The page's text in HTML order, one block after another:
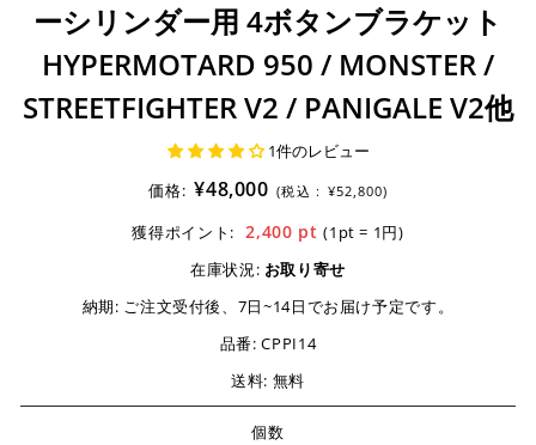
ーシリンダー用 4ボタンブラケット
HYPERMOTARD 950 / MONSTER /
STREETFIGHTER V2 / PANIGALE V2他
1件のレビュー
価格: ¥48,000 (税込 : ¥52,800)
獲得ポイント: 2,400 pt(1pt = 1円)
在庫状況: お取り寄せ
納期: ご注文受付後、7日~14日でお届け予定です。
品番:CPPI14
送料: 無料
個数